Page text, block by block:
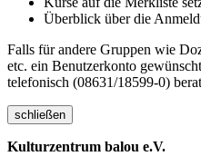
Überblick über die
Falls für andere Gruppen wie
etc. ein Benutzerkonto
telefonisch (08631/18599-0)
schließen
Kulturzentrum balou e.V.